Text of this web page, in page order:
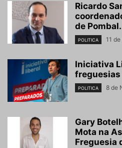
Ricardo
de
POLITICA 11
Iniciativa
POLITICA 8 de
Gary
Mota na
Freguesia